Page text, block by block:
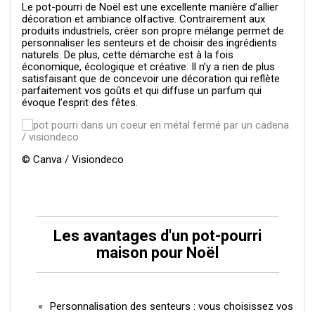
Le pot-pourri de Noël est une excellente manière d’allier
décoration et ambiance olfactive. Contrairement aux
produits industriels, créer son propre mélange permet de
personnaliser les senteurs et de choisir des ingrédients
naturels. De plus, cette démarche est à la fois
économique, écologique et créative. Il n’y a rien de plus
satisfaisant que de concevoir une décoration qui reflète
parfaitement vos goûts et qui diffuse un parfum qui
évoque l’esprit des fêtes.
© Canva / Visiondeco
Les avantages d'un pot-pourri
maison pour Noël
Personnalisation des senteurs : vous choisissez vos